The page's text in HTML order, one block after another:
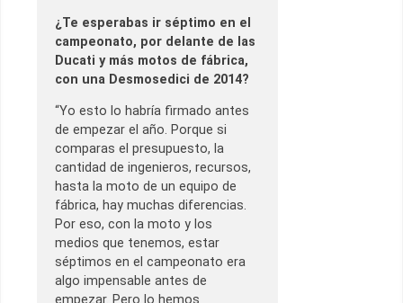
¿Te esperabas ir séptimo en el
campeonato, por delante de las
Ducati y más motos de fábrica,
con una Desmosedici de 2014?
“Yo esto lo habría firmado antes
de empezar el año. Porque si
comparas el presupuesto, la
cantidad de ingenieros, recursos,
hasta la moto de un equipo de
fábrica, hay muchas diferencias.
Por eso, con la moto y los
medios que tenemos, estar
séptimos en el campeonato era
algo impensable antes de